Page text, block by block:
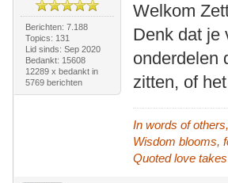
Berichten: 7.188
Topics: 131
Lid sinds: Sep 2020
Bedankt: 15608
12289 x bedankt in
5769 berichten
Welkom
Denk dat je
onderdelen
zitten, of
In words of others,
Wisdom blooms,
Quoted love